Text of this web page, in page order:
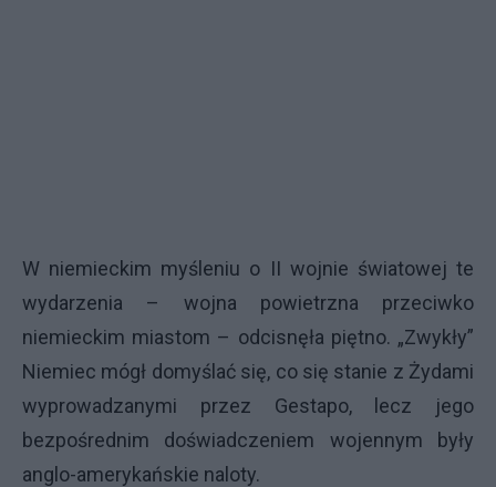
W niemieckim myśleniu o II wojnie światowej te
wydarzenia – wojna powietrzna przeciwko
niemieckim miastom – odcisnęła piętno. „Zwykły”
Niemiec mógł domyślać się, co się stanie z Żydami
wyprowadzanymi przez Gestapo, lecz jego
bezpośrednim doświadczeniem wojennym były
anglo-amerykańskie naloty.